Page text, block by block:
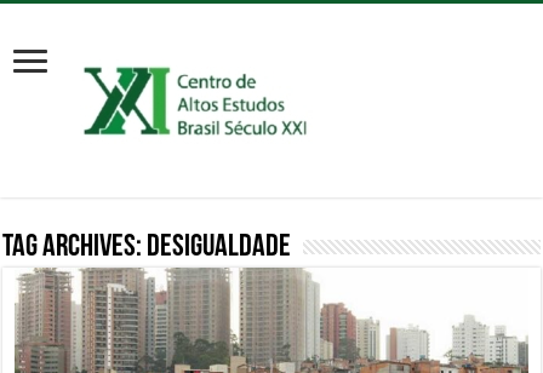
Tag Archives: Desigualdade